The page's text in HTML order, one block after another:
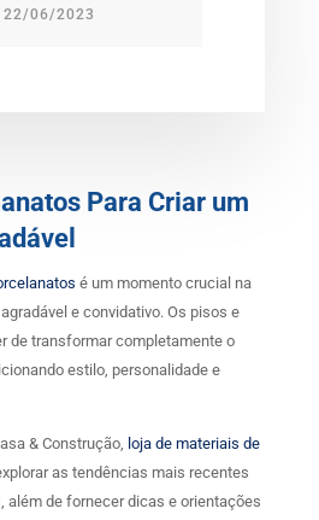
22/06/2023
Para Criar um
é um momento crucial na
e convidativo. Os pisos e
de transformar completamente o
estilo, personalidade e
& Construção, loja de materiais de
as tendências mais recentes
além de fornecer dicas e orientações